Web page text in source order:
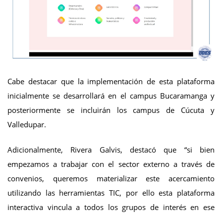
Cabe destacar que la implementación de esta plataforma
inicialmente se desarrollará en el campus Bucaramanga y
posteriormente se incluirán los campus de Cúcuta y
Valledupar.
Adicionalmente, Rivera Galvis, destacó que “si bien
empezamos a trabajar con el sector externo a través de
convenios, queremos materializar este acercamiento
utilizando las herramientas TIC, por ello esta plataforma
interactiva vincula a todos los grupos de interés en ese